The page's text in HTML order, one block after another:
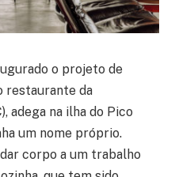
o projeto de
restaurante da
adega na ilha do Pico
um nome próprio.
corpo a um trabalho